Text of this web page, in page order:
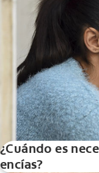
¿Cuándo es
encías?